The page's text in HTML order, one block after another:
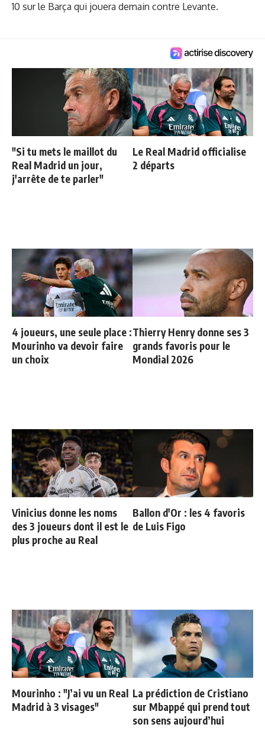
10 sur le Barça qui jouera demain contre Levante.
"Si tu mets le maillot du
Real Madrid un jour,
j'arrête de te parler"
Le Real Madrid officialise
2 départs
4 joueurs, une seule place :
Mourinho va devoir faire
un choix
Thierry Henry donne ses 3
grands favoris pour le
Mondial 2026
Vinicius donne les noms
des 3 joueurs dont il est le
plus proche au Real
Ballon d'Or : les 4 favoris
de Luis Figo
Mourinho : "J’ai vu un Real
Madrid à 3 visages"
La prédiction de Cristiano
sur Mbappé qui prend tout
son sens aujourd’hui